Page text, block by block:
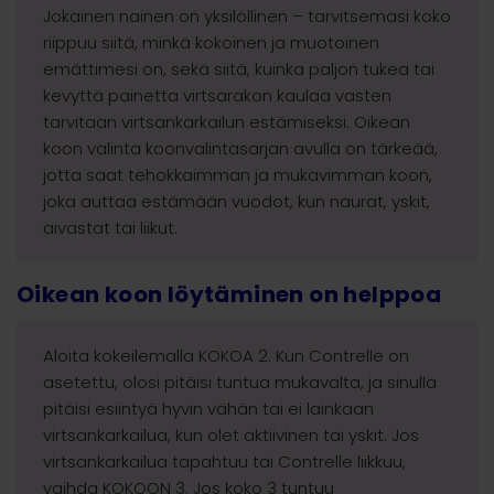
Jokainen nainen on yksilöllinen – tarvitsemasi koko
riippuu siitä, minkä kokoinen ja muotoinen
emättimesi on, sekä siitä, kuinka paljon tukea tai
kevyttä painetta virtsarakon kaulaa vasten
tarvitaan virtsankarkailun estämiseksi. Oikean
koon valinta koonvalintasarjan avulla on tärkeää,
jotta saat tehokkaimman ja mukavimman koon,
joka auttaa estämään vuodot, kun naurat, yskit,
aivastat tai liikut.
Oikean koon löytäminen on helppoa
Aloita kokeilemalla KOKOA 2. Kun Contrelle on
asetettu, olosi pitäisi tuntua mukavalta, ja sinulla
pitäisi esiintyä hyvin vähän tai ei lainkaan
virtsankarkailua, kun olet aktiivinen tai yskit. Jos
virtsankarkailua tapahtuu tai Contrelle liikkuu,
vaihda KOKOON 3. Jos koko 3 tuntuu